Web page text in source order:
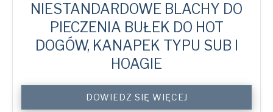
NIESTANDARDOWE BLACHY DO
PIECZENIA BUŁEK DO HOT
DOGÓW, KANAPEK TYPU SUB I
HOAGIE
DOWIEDZ SIĘ WIĘCEJ